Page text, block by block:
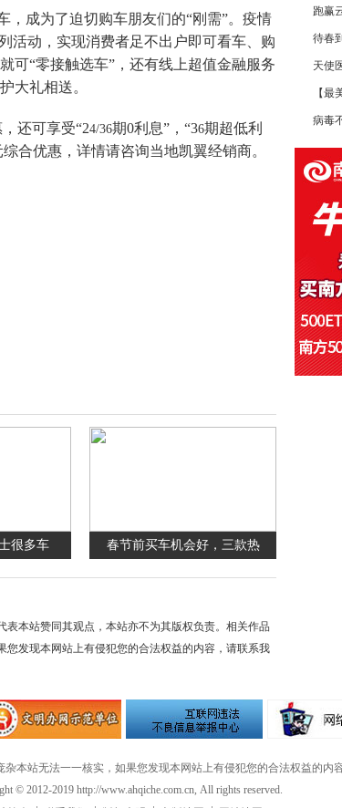
，成为了迫切购车朋友们的“刚需”。疫情
活动，实现消费者足不出户即可看车、购
可“零接触选车”，还有线上超值金融服务
大礼相送。
还可享受“24/36期0利息”，“36期超低利
合优惠，详情请咨询当地凯翼经销商。
很多车 春节前买车机会好，三款热
本站赞同其观点，本站亦不为其版权负责。相关作品
发现本网站上有侵犯您的合法权益的内容，请联系我
跑赢
待春
天使
【
病毒
本站无法一一核实，如果您发现本网站上有侵犯您的合法权益的内
© 2012-2019 http://www.ahqiche.com.cn, All rights reserved.